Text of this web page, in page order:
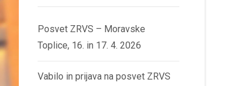
Posvet ZRVS – Moravske
Toplice, 16. in 17. 4. 2026
Vabilo in prijava na posvet ZRVS